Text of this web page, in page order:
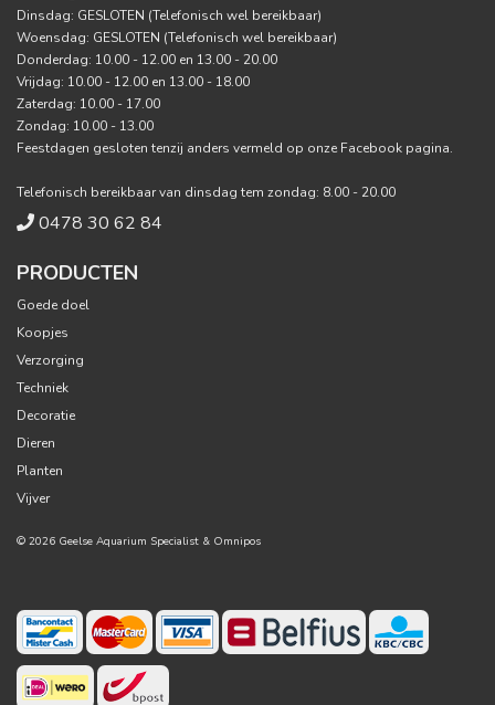
Dinsdag: GESLOTEN (Telefonisch wel bereikbaar)
Woensdag: GESLOTEN (Telefonisch wel bereikbaar)
Donderdag: 10.00 - 12.00 en 13.00 - 20.00
Vrijdag: 10.00 - 12.00 en 13.00 - 18.00
Zaterdag: 10.00 - 17.00
Zondag: 10.00 - 13.00
Feestdagen gesloten tenzij anders vermeld op onze Facebook pagina.
Telefonisch bereikbaar van dinsdag tem zondag: 8.00 - 20.00
0478 30 62 84
PRODUCTEN
Goede doel
Koopjes
Verzorging
Techniek
Decoratie
Dieren
Planten
Vijver
© 2026 Geelse Aquarium Specialist & Omnipos